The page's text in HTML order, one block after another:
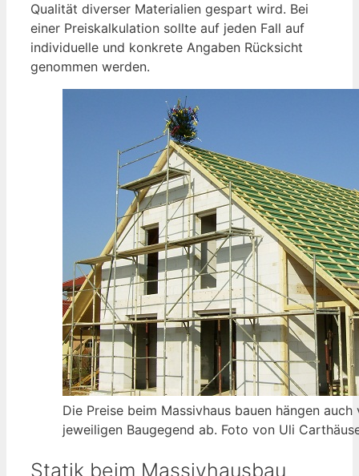
Qualität diverser Materialien gespart wird. Bei
einer Preiskalkulation sollte auf jeden Fall auf
individuelle und konkrete Angaben Rücksicht
genommen werden.
Die Preise beim Massivhaus bauen hängen auch
jeweiligen Baugegend ab. Foto von Uli
Statik beim Massivhausbau